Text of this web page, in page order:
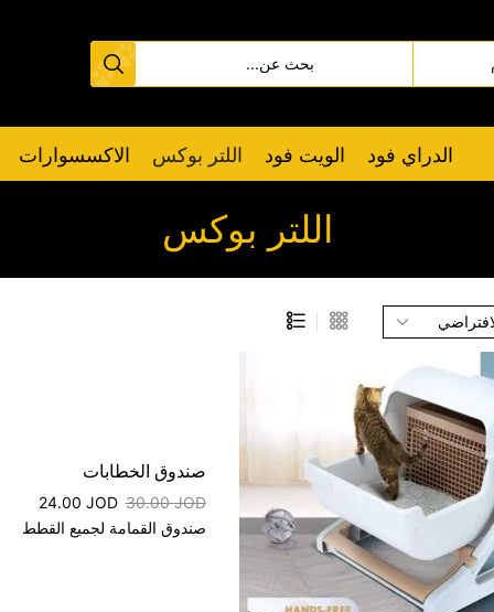
الدراي فود الويت فود اللتر بوكس الاكسسوارات
اللتر بوكس
صندوق الخطابات
30.00JOD
24.00 JOD
صندوق القمامة لجميع القطط